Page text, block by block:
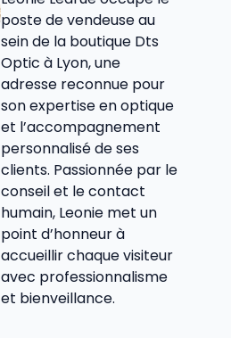
poste de vendeuse au
sein de la boutique Dts
Optic à Lyon, une
adresse reconnue pour
son expertise en optique
et l’accompagnement
personnalisé de ses
clients. Passionnée par le
conseil et le contact
humain, Leonie met un
point d’honneur à
accueillir chaque visiteur
avec professionnalisme
et bienveillance.